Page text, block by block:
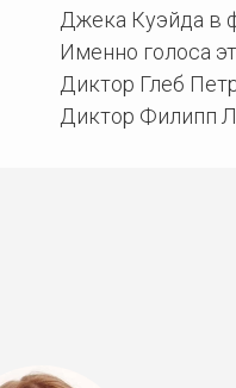
Джека Куэйда в
Именно голоса
Диктор Глеб
Диктор Филипп